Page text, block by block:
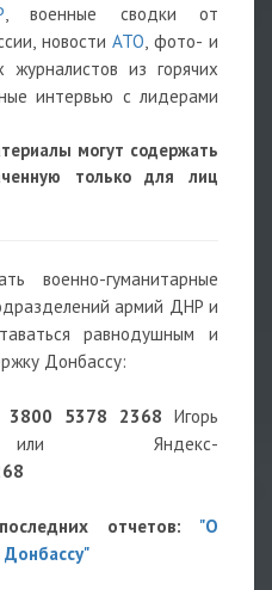
, военные сводки от
новостиАТО, фото- и
журналистов из горячих
интервью с лидерами
могут содержать
только для лиц
военно-гуманитарные
армий ДНР и
равнодушным и
Донбассу:
3800 5378 2368 Игорь
или Яндекс-
отчетов: "О